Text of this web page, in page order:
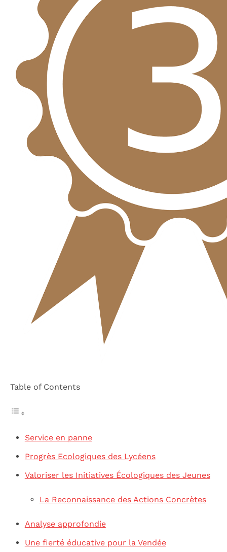
Table of Contents
Service en panne
Progrès Ecologiques des Lycéens
Valoriser les Initiatives Écologiques des Jeunes
La Reconnaissance des Actions Concrètes
Analyse approfondie
Une fierté éducative pour la Vendée